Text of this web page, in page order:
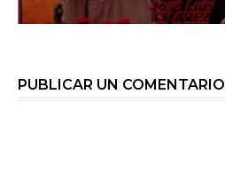
PUBLICAR UN COMENTARIO